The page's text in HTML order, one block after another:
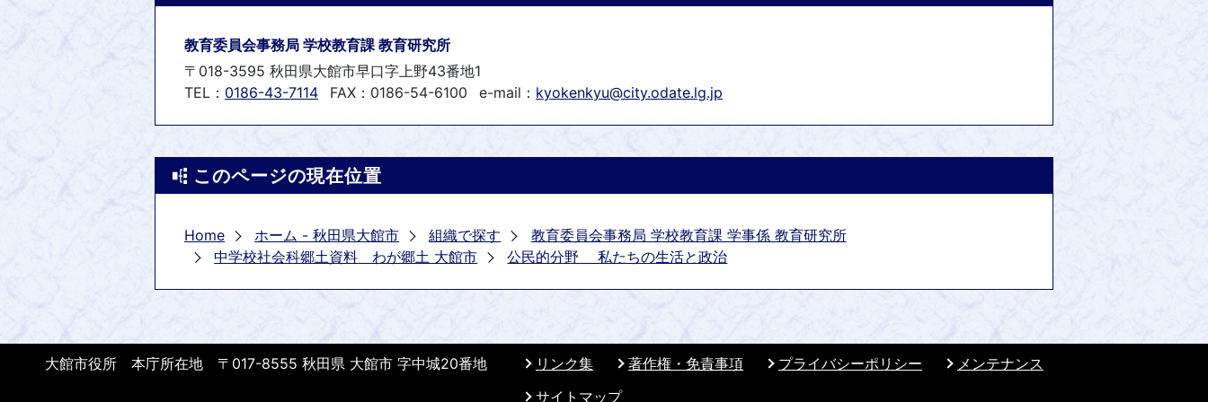
教育委員会事務局 学校教育課 教育研究所
〒018-3595 秋田県大館市早口字上野43番地1
TEL： 0186-43-7114 FAX：0186-54-6100 e-mail： kyokenkyu@city.odate.lg.jp
このページの現在位置
Home ホーム - 秋田県大館市 組織で探す
教育委員会事務局 学校教育課 学事係 教育研究所
中学校社会科郷土資料 わが郷土 大館市
公民的分野 私たちの生活と政治
リンク集 著作権・免責事項 プライバシーポリシー
メンテナンス
サイトマップ
大館市役所 本庁所在地 〒017-8555 秋田県 大館市 字中城20番地